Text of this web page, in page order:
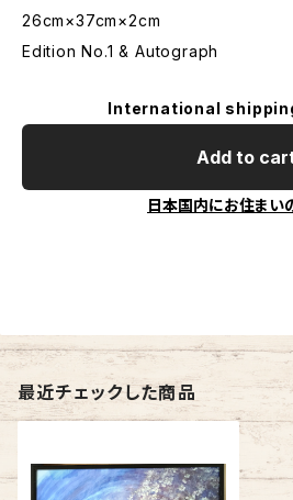
26cm×37cm×2cm
Edition No.1 & Autograph
International
Add to
日本国内にお住まい
最近チェックした商品